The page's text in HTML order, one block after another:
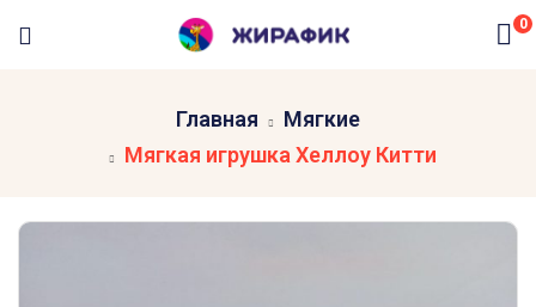
0
Главная
Мягкие
Мягкая игрушка Хеллоу Китти